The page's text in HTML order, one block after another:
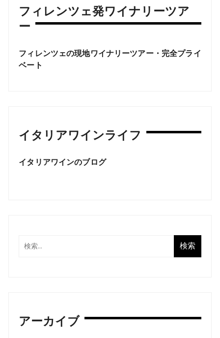
フィレンツェ発ワイナリーツア
ー
フィレンツェの現地ワイナリーツアー・完全プライ
ベート
イタリアワインライフ
イタリアワインのブログ
アーカイブ